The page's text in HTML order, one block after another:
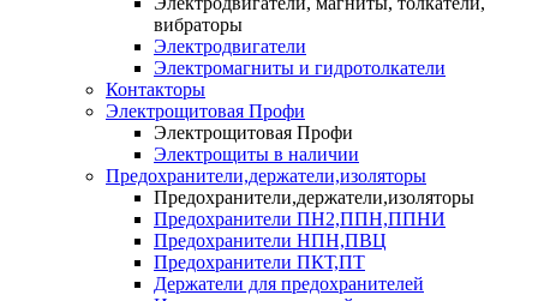
вибраторы
Электродвигатели
Электромагниты и гидротолкатели
Контакторы
Электрощитовая Профи
Электрощитовая Профи
Электрощиты в наличии
Предохранители,держатели,изоляторы
Предохранители,держатели,изоляторы
Предохранители ПН2,ППН,ППНИ
Предохранители НПН,ПВЦ
Предохранители ПКТ,ПТ
Держатели для предохранителей